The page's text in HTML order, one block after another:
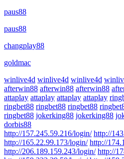
paus88
paus88
changplay88
goldmac
winlive4d winlive4d winlive4d
afterwin88 afterwin88 afterwin88
attaplay attaplay attaplay attaplay
ringbet88 ringbet88 ringbet88
ringbet88 jokerking88 jokerking88
dorbis88
http://157.245.59.216/login/ http://
http://165.22.99.173/login/ http://
http://206.189.159.243/login/ http://